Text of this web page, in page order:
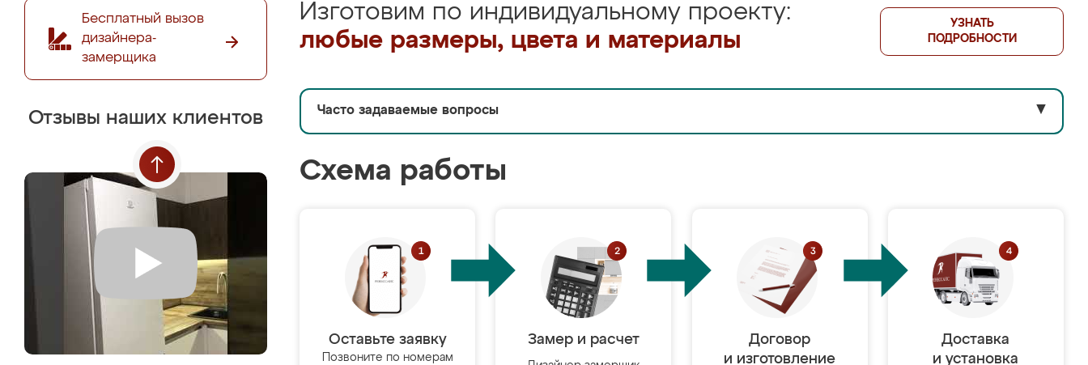
Бесплатный вызов
дизайнера-
замерщика
Отзывы наших клиентов
Изготовим по индивидуальному проекту:
любые размеры, цвета и материалы
УЗНАТЬ
ПОДРОБНОСТИ
Часто задаваемые вопросы ▼
Схема работы
Оставьте заявку
Позвоните по номерам
Замер и расчет
Договор
и изготовление
Доставка
и установка